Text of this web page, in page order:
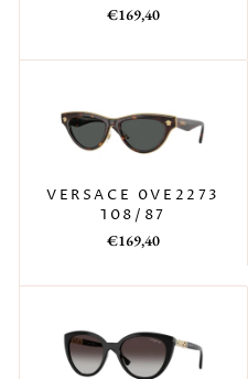
Prezzo
listino
Prezzo
€169,40
VERSACE 0VE2273
108/87
Prezzo
listino
Prezzo
€169,40